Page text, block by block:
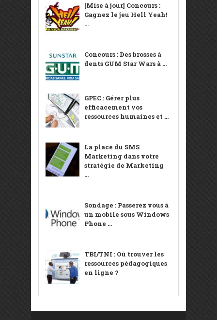
[Mise à jour] Concours :
Gagnez le jeu Hell Yeah!
...
Concours : Des brosses à
dents GUM Star Wars à ...
GPEC : Gérer plus
efficacement vos
ressources humaines et ...
La place du SMS
Marketing dans votre
stratégie de Marketing
...
Sondage : Passerez vous à
un mobile sous Windows
Phone ...
TBI/TNI : Où trouver les
ressources pédagogiques
en ligne ?